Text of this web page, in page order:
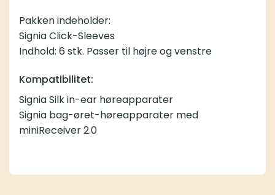
Pakken indeholder:
Signia Click-Sleeves
Indhold: 6 stk. Passer til højre og venstre
Kompatibilitet:
Signia Silk in-ear høreapparater
Signia bag-øret-høreapparater med
miniReceiver 2.0